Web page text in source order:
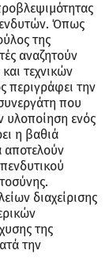
Όπως
της
αναζητούν
τεχνικών
περιγράφει την
που
υλοποίηση ενός
η βαθιά
αποτελούν
διαχείρισης
της
την